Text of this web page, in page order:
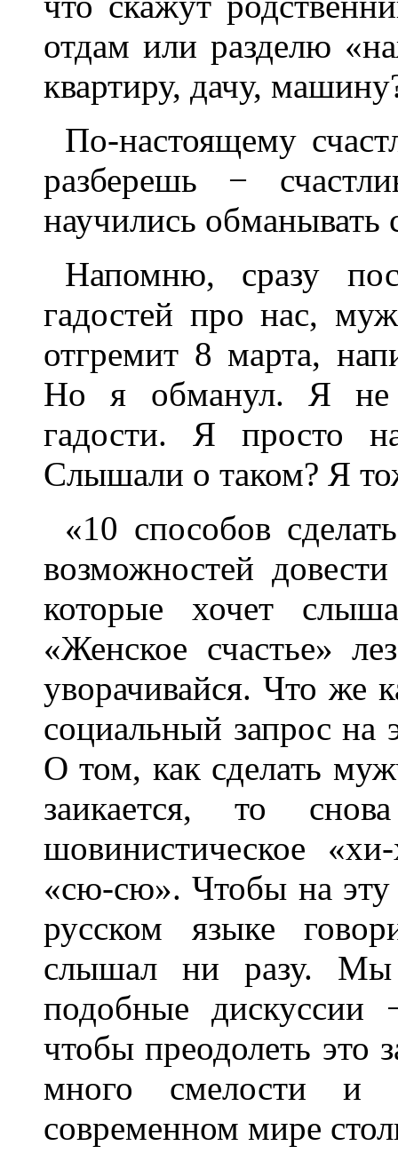
отдам или разделю
квартиру, дачу,
По-настоящему
разберешь −
научились обманывать
Напомню, сразу
гадостей про нас,
отгремит 8 марта,
Но я обманул. Я не
гадости. Я просто
Слышали о таком? Я
«10 способов
возможностей
которые хочет
«Женское счастье»
уворачивайся. Что же
социальный запрос на
О том, как сделать
заикается, то
шовинистическое
«сю-сю». Чтобы на эту
русском языке
слышал ни разу.
подобные дискуссии
чтобы преодолеть это
много смелости и
современном мире